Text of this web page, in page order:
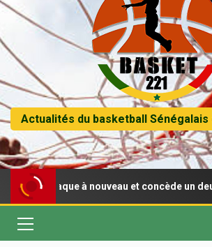
Actualités du basketball Sénégalais
craque à nouveau et concède un deuxième